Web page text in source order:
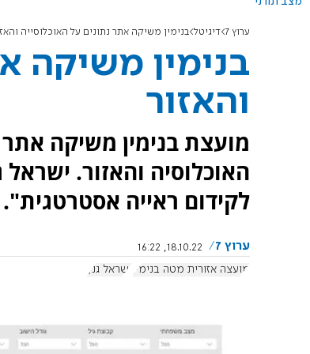
ערוץ 7 דיגיטל בנימין משיקה אתר נתונים על האוכלוסייה
בנימין משיקה
והאזור
מועצת בנימין משיקה
האוכלוסיה והאזור.
לקידום ראייה אסטרטגית".
ערוץ 7
18.10.22, 16:22
מועצה אזורית מטה בנימין
ישראל גנץ